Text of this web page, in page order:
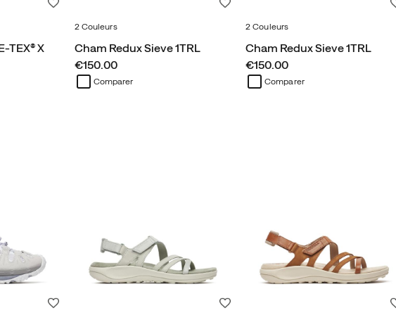
TEX® X
2 Couleurs
Cham Redux Sieve 1TRL
price
€150.00
Comparer
2 Couleurs
Cham Redux Sieve 1TRL
price
€150.00
Comparer